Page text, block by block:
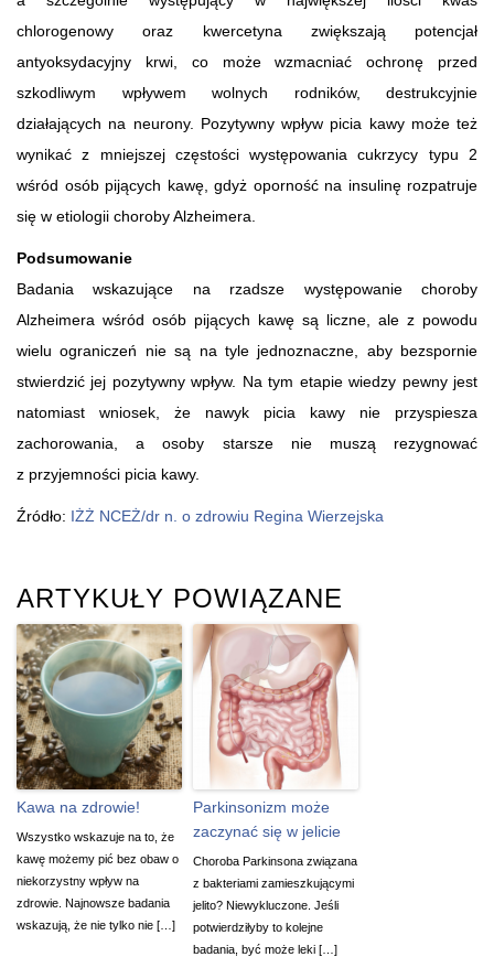
chlorogenowy oraz kwercetyna zwiększają potencjał
antyoksydacyjny krwi, co może wzmacniać ochronę przed
szkodliwym wpływem wolnych rodników, destrukcyjnie
działających na neurony. Pozytywny wpływ picia kawy może też
wynikać z mniejszej częstości występowania cukrzycy typu 2
wśród osób pijących kawę, gdyż oporność na insulinę rozpatruje
się w etiologii choroby Alzheimera.
Podsumowanie
Badania wskazujące na rzadsze występowanie choroby
Alzheimera wśród osób pijących kawę są liczne, ale z powodu
wielu ograniczeń nie są na tyle jednoznaczne, aby bezspornie
stwierdzić jej pozytywny wpływ. Na tym etapie wiedzy pewny jest
natomiast wniosek, że nawyk picia kawy nie przyspiesza
zachorowania, a osoby starsze nie muszą rezygnować
z przyjemności picia kawy.
Źródło: IŻŻ NCEŻ/dr n. o zdrowiu Regina Wierzejska
ARTYKUŁY POWIĄZANE
Kawa na zdrowie!
Wszystko wskazuje na to, że
kawę możemy pić bez obaw o
niekorzystny wpływ na
zdrowie. Najnowsze badania
wskazują, że nie tylko nie […]
Parkinsonizm może
zaczynać się w jelicie
Choroba Parkinsona związana
z bakteriami zamieszkującymi
jelito? Niewykluczone. Jeśli
potwierdziłyby to kolejne
badania, być może leki […]